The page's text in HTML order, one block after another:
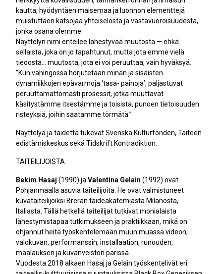
kautta, hyödyntäen maisemaa ja luonnon elementtejä
muistuttaen katsojaa yhteiselosta ja vastavuoroisuudesta,
jonka osana olemme.
Näyttelyn nimi enteilee lähestyvää muutosta — ehkä
sellaista, joka on jo tapahtunut, mutta jota emme vielä
tiedosta… muutosta, jota ei voi peruuttaa, vain hyväksyä.
“Kun vahingossa horjutetaan minän ja sisäisten
dynamiikkojen epävarmoja ‘tasa- painoja’, paljastuvat
peruuttamattomasti prosessit, jotka muuttavat
käsitystämme itsestämme ja toisista, punoen tietoisuuden
risteyksiä, joihin saatamme törmätä.”
Näyttelyä ja taidetta tukevat Svenska Kulturfonden, Taiteen
edistämiskeskus sekä Tidskrift Kontradiktion.
TAITEILIJOISTA
Bekim Hasaj (1990) ja Valentina Gelain (1992) ovat
Pohjanmaalla asuvia taiteilijoita. He ovat valmistuneet
kuvataiteilijoiksi Breran taideakatemiasta Milanosta,
Italiasta. Tällä hetkellä taiteilijat tutkivat monialaista
lähestymistapaa tutkimukseen ja praktiikkaan, mikä on
ohjannut heitä työskentelemään muun muassa videon,
valokuvan, performanssin, installaation, runouden,
maalauksen ja kuvanveiston parissa.
Vuodesta 2018 alkaen Hasaj ja Gelain työskentelivät eri